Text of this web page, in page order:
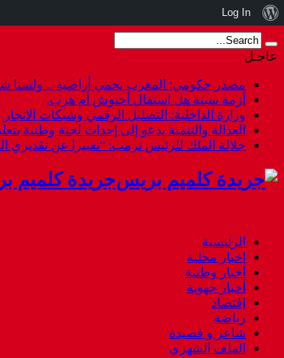
عاجـل
مصدر حكومي: المغرب يحمي أراضيه .. ولسنا
أزمة سبتة هل استقال أخنوش أم هرب.
وزارة الداخلية: التضليل الرقمي وشبكات
العدالة والتنمية يدعو إلى إحداث لجنة وطنية
جلالة الملك للرئيس ترمب: “تعبيرا عن
جريدة كلميم
الرئيسية
اخبار محلية
أخبار وطنية
أخبار جهوية
إقتصاد
رياضة
شاعر و قصيدة
الملف الشهري
نبذة
عن
ووردبريس
Log In